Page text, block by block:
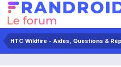
HTC Wildfire - Aides, Questions &